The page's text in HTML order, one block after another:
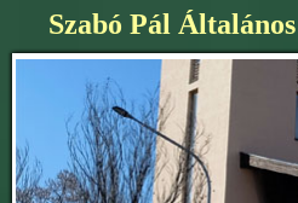
Szabó Pál